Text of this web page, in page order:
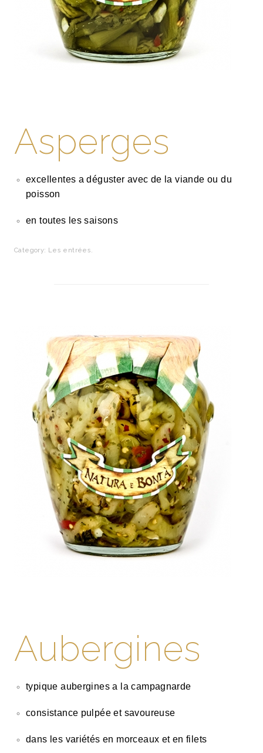
Asperges
excellentes a déguster avec de la viande ou du
poisson
en toutes les saisons
Category: Les entrées.
Aubergines
typique aubergines a la campagnarde
consistance pulpée et savoureuse
dans les variétés en morceaux et en filets